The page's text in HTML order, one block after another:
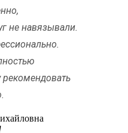
не навязывали.
рекомендовать